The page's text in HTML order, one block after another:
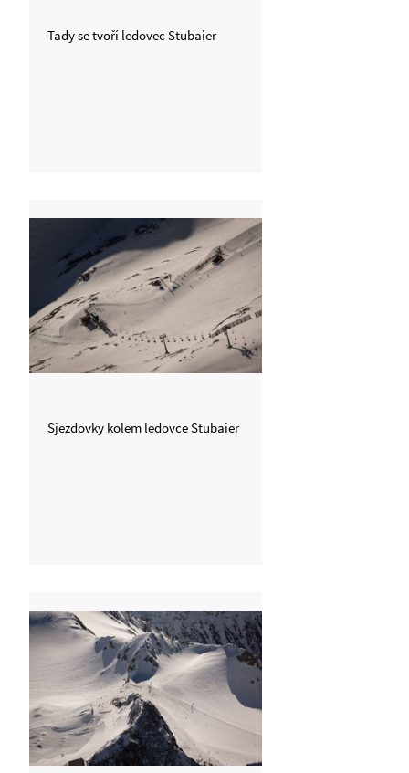
Tady se tvoří ledovec Stubaier
Sjezdovky kolem ledovce Stubaier